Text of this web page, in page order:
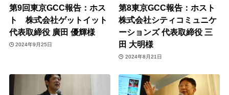
第9回東京GCC報告：ホス
ト 株式会社ゲットイット
代表取締役 廣田 優輝様
2024年9月25日
第8東京GCC報告：ホスト
株式会社シティコミュニケ
ーションズ 代表取締役 三
田 大明様
2024年8月21日